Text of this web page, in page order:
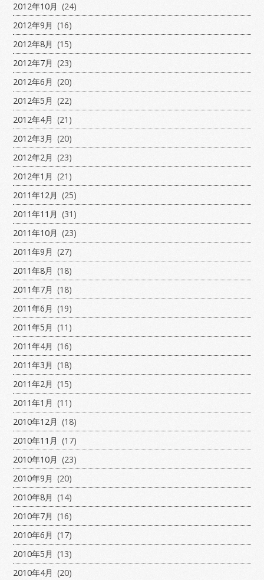
2012年10月 (24)
2012年9月 (16)
2012年8月 (15)
2012年7月 (23)
2012年6月 (20)
2012年5月 (22)
2012年4月 (21)
2012年3月 (20)
2012年2月 (23)
2012年1月 (21)
2011年12月 (25)
2011年11月 (31)
2011年10月 (23)
2011年9月 (27)
2011年8月 (18)
2011年7月 (18)
2011年6月 (19)
2011年5月 (11)
2011年4月 (16)
2011年3月 (18)
2011年2月 (15)
2011年1月 (11)
2010年12月 (18)
2010年11月 (17)
2010年10月 (23)
2010年9月 (20)
2010年8月 (14)
2010年7月 (16)
2010年6月 (17)
2010年5月 (13)
2010年4月 (20)